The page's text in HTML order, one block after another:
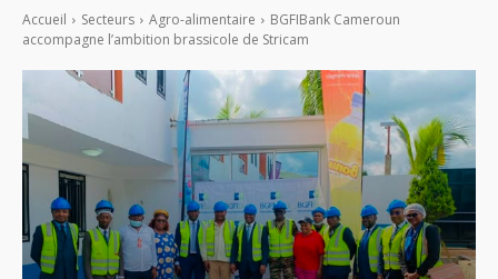
Accueil Secteurs Agro-alimentaire
BGFIBank Cameroun
accompagne l’ambition brassicole de Stricam